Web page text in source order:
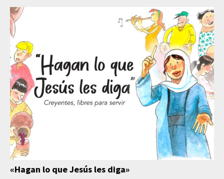
«Hagan lo que Jesús les diga»